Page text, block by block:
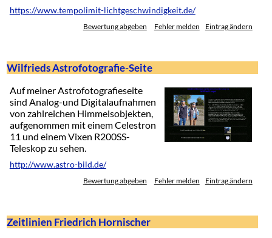
https://www.tempolimit-lichtgeschwindigkeit.de/
Bewertung abgeben Fehler melden Eintrag ändern
Wilfrieds Astrofotografie-Seite
Auf meiner Astrofotografieseite
sind Analog-und Digitalaufnahmen
von zahlreichen Himmelsobjekten,
aufgenommen mit einem Celestron
11 und einem Vixen R200SS-
Teleskop zu sehen.
http://www.astro-bild.de/
Bewertung abgeben Fehler melden Eintrag ändern
Zeitlinien Friedrich Hornischer